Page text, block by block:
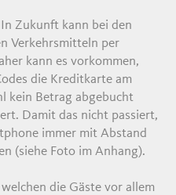
In Zukunft kann bei den
Verkehrsmitteln per
kann es vorkommen,
die Kreditkarte am
kein Betrag abgebucht
Damit das nicht passiert,
immer mit Abstand
(siehe Foto im Anhang).
die Gäste vor allem